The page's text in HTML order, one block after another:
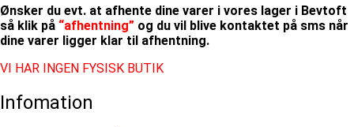
Ønsker du evt. at afhente dine varer i vores lager i Bevtoft
så klik på “afhentning” og du vil blive kontaktet på sms når
dine varer ligger klar til afhentning.
VI HAR INGEN FYSISK BUTIK
Infomation